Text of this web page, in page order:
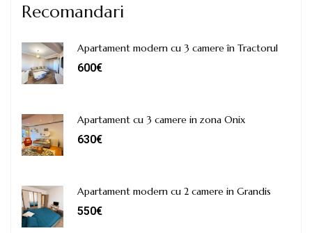
Recomandari
Apartament modern cu 3 camere în Tractorul
600€
Apartament cu 3 camere in zona Onix
630€
Apartament modern cu 2 camere in Grandis
550€